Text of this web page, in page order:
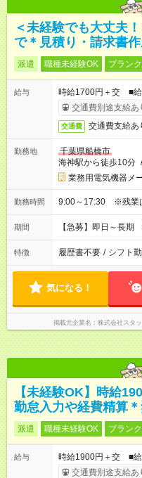
＜未経験でも大丈夫
で＊見積り・請求書
派遣 職種未経験OK ブラン
給与
時給1700円＋交 ■給
交通費別途支給あ
交通費 交通費支給あ
勤務地
千葉県船橋市
海神駅から徒歩10分
業務用電気機器メ
勤務時間 9:00～17:30 ※残業
期間 【急募】即日～長
特徴 履歴書不要 / シフト
気になる！
掲載元企業名 株式会社スタ
【未経験OK】時給
勤怠入力や経費精算
派遣 職種未経験OK ブラン
給与
時給1900円＋交 ■給
交通費別途支給あ